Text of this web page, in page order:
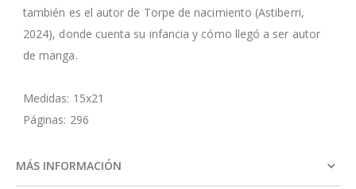
también es el autor de Torpe de nacimiento (Astiberri,
2024), donde cuenta su infancia y cómo llegó a ser autor
de manga.
Medidas: 15x21
Páginas: 296
MÁS INFORMACIÓN